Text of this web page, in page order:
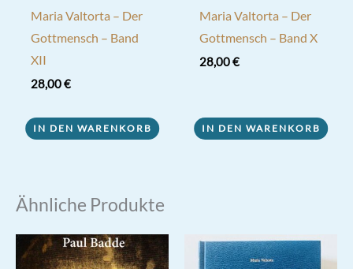
Maria Valtorta – Der
Gottmensch – Band
XII
28,00€
IN DEN WARENKORB
Maria Valtorta – Der
Gottmensch – Band X
28,00€
IN DEN WARENKORB
Ähnliche Produkte